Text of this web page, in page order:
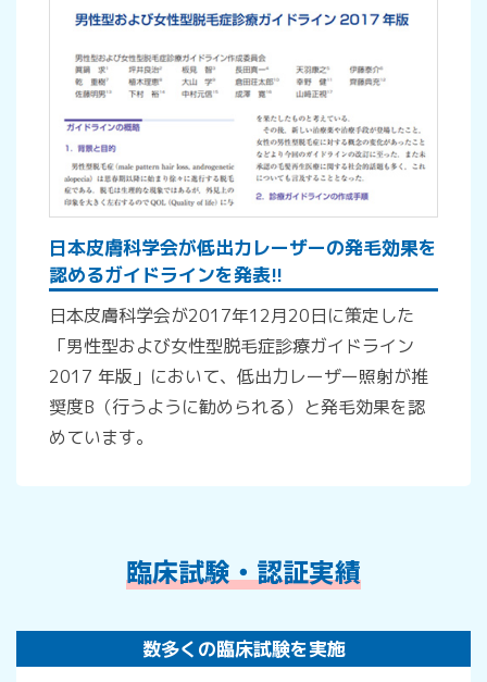
日本皮膚科学会が低出力レーザーの発毛効果を
認めるガイドラインを発表!!
日本皮膚科学会が2017年12月20日に策定した
「男性型および女性型脱毛症診療ガイドライン
2017 年版」において、低出力レーザー照射が推
奨度B（行うように勧められる）と発毛効果を認
めています。
臨床試験・認証実績
数多くの臨床試験を実施